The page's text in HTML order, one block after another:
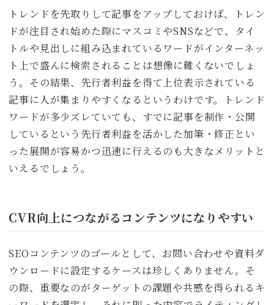
トレンドを先取りして記事をアップしておけば、トレン
ドが注目され始めた際にマスコミやSNSなどで、タイ
トルや見出しに組み込まれているワードがインターネッ
ト上で盛んに検索されることは想像に難くないでしょ
う。その結果、先行者利益を得て上位表示されている
記事に人が集まりやすくなるというわけです。トレンド
ワードが多少ズレていても、すでに記事を制作・公開
しているという先行者利益を活かした加筆・修正とい
った展開が容易かつ迅速に行えるのも大きなメリットと
いえるでしょう。
CVR向上につながるコンテンツになりやすい
SEOコンテンツのゴールとして、お問い合わせや資料ダ
ウンロードに設定するケースは珍しくありません。そ
の際、重要なのがターゲットの課題や共感を得られるキ